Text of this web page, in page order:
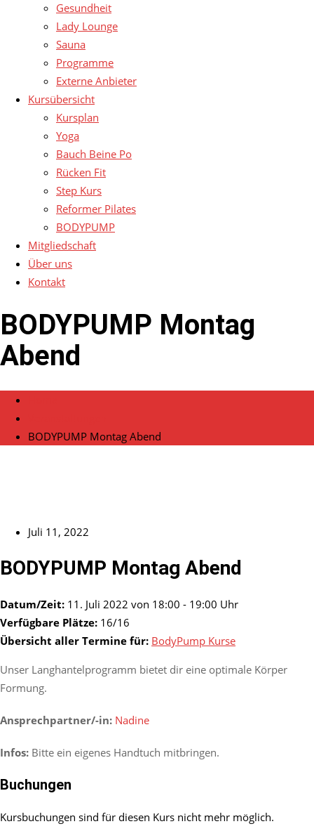
Gesundheit
Lady Lounge
Sauna
Programme
Externe Anbieter
Kursübersicht
Kursplan
Yoga
Bauch Beine Po
Rücken Fit
Step Kurs
Reformer Pilates
BODYPUMP
Mitgliedschaft
Über uns
Kontakt
BODYPUMP Montag
Abend
BODYPUMP Montag Abend
Juli 11, 2022
BODYPUMP Montag Abend
Datum/Zeit: 11. Juli 2022 von 18:00 - 19:00 Uhr
Verfügbare Plätze: 16/16
Übersicht aller Termine für: BodyPump Kurse
Unser Langhantelprogramm bietet dir eine optimale Körper
Formung.
Ansprechpartner/-in: Nadine
Infos: Bitte ein eigenes Handtuch mitbringen.
Buchungen
Kursbuchungen sind für diesen Kurs nicht mehr möglich.